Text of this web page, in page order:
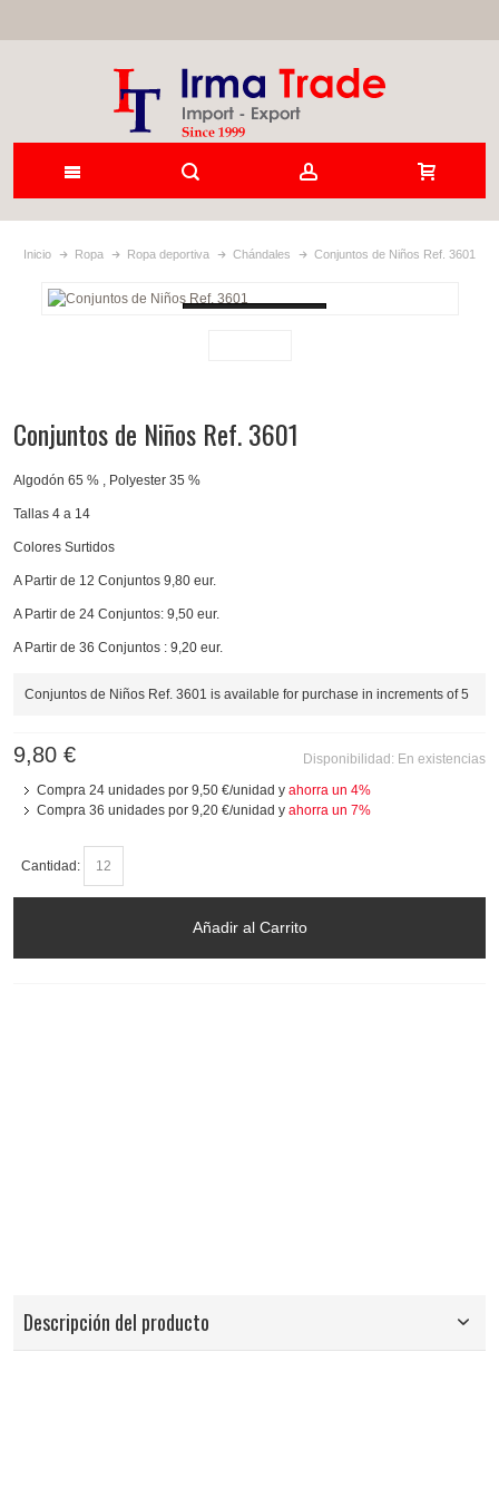
Inicio Ropa Ropa deportiva Chándales Conjuntos de Niños Ref. 3601
Conjuntos de Niños Ref. 3601
Algodón 65 % , Polyester 35 %
Tallas 4 a 14
Colores Surtidos
A Partir de 12 Conjuntos 9,80 eur.
A Partir de 24 Conjuntos: 9,50 eur.
A Partir de 36 Conjuntos : 9,20 eur.
Conjuntos de Niños Ref. 3601 is available for purchase in increments of 5
Disponibilidad: En existencias
9,80 €
Compra 24 unidades por 9,50 €/unidad y ahorra un 4%
Compra 36 unidades por 9,20 €/unidad y ahorra un 7%
Cantidad:
Añadir al Carrito
Descripción del producto